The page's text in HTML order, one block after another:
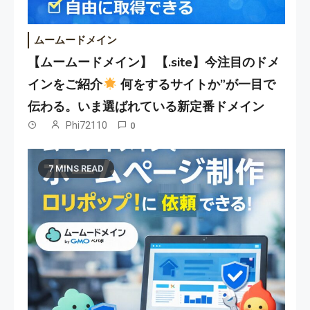
ムームードメイン
【ムームードメイン】 【.site】今注目のドメ
インをご紹介
何をするサイトか”が一目で
伝わる。いま選ばれている新定番ドメイン
Phi72110 0
7 MINS READ